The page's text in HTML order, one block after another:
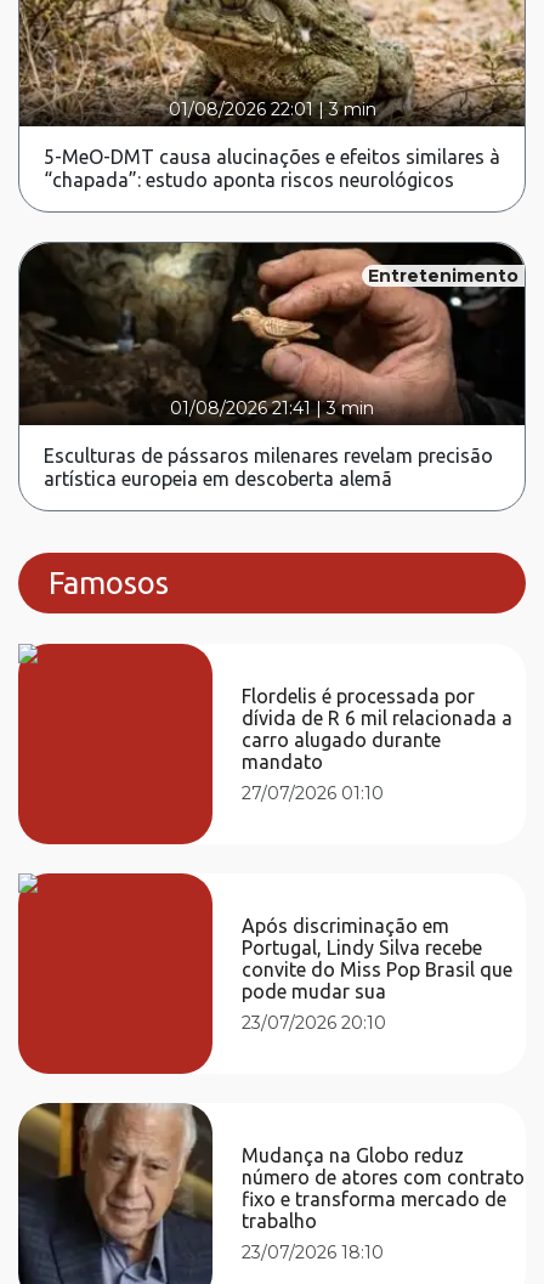
01/08/2026 22:01|3 min
5-MeO-DMT causa alucinações e efeitos similares à
“chapada”: estudo aponta riscos neurológicos
Entretenimento
01/08/2026 21:41 |3 min
Esculturas de pássaros milenares revelam precisão
artística europeia em descoberta alemã
Famosos
Flordelis é processada por
dívida de R 6 mil relacionada a
carro alugado durante
mandato
27/07/2026 01:10
Após discriminação em
Portugal, Lindy Silva recebe
convite do Miss Pop Brasil que
pode mudar sua
23/07/2026 20:10
Mudança na Globo reduz
número de atores com contrato
fixo e transforma mercado de
trabalho
23/07/2026 18:10